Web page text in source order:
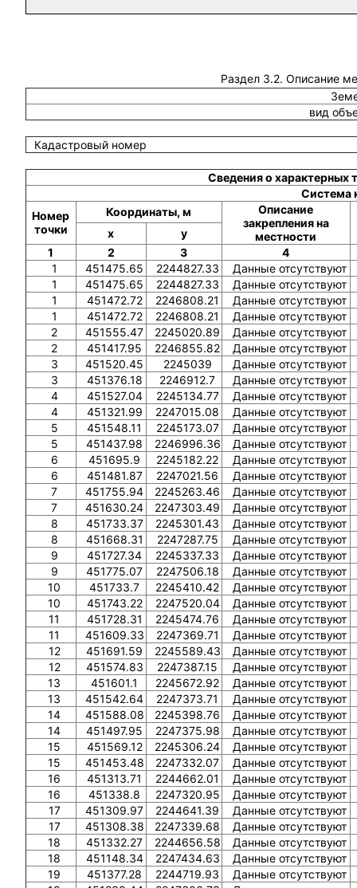
Раздел 3.2. Описание
вид
Кадастровый номер
Сведения о характерных
Система
Номер
точки
Координаты, м
Описание
закрепления на
местности
x
y
1
2 3
4
1
451475.65 2244827.33
Данные отсутствуют
1
451475.65 2244827.33
Данные отсутствуют
1
451472.72 2246808.21
Данные отсутствуют
1
451472.72 2246808.21
Данные отсутствуют
2
451555.47 2245020.89
Данные отсутствуют
2
451417.95 2246855.82
Данные отсутствуют
3
451520.45 2245039
Данные отсутствуют
3
451376.18 2246912.7
Данные отсутствуют
4
451527.04 2245134.77
Данные отсутствуют
4
451321.99 2247015.08
Данные отсутствуют
5
451548.11 2245173.07
Данные отсутствуют
5
451437.98 2246996.36
Данные отсутствуют
6
451695.9 2245182.22
Данные отсутствуют
6
451481.87 2247021.56
Данные отсутствуют
7
451755.94 2245263.46
Данные отсутствуют
7
451630.24 2247303.49
Данные отсутствуют
8
451733.37 2245301.43
Данные отсутствуют
8
451668.31 2247287.75
Данные отсутствуют
9
451727.34 2245337.33
Данные отсутствуют
9
451775.07 2247506.18
Данные отсутствуют
10
451733.7 2245410.42
Данные отсутствуют
10
451743.22 2247520.04
Данные отсутствуют
11
451728.31 2245474.76
Данные отсутствуют
11
451609.33 2247369.71
Данные отсутствуют
12
451691.59 2245589.43
Данные отсутствуют
12
451574.83 2247387.15
Данные отсутствуют
13
451601.1 2245672.92
Данные отсутствуют
13
451542.64 2247373.71
Данные отсутствуют
14
451588.08 2245398.76
Данные отсутствуют
14
451497.95 2247375.98
Данные отсутствуют
15
451569.12 2245306.24
Данные отсутствуют
15
451453.48 2247332.07
Данные отсутствуют
16
451313.71 2244662.01
Данные отсутствуют
16
451338.8 2247320.95
Данные отсутствуют
17
451309.97 2244641.39
Данные отсутствуют
17
451308.38 2247339.68
Данные отсутствуют
18
451332.27 2244656.58
Данные отсутствуют
18
451148.34 2247434.63
Данные отсутствуют
19
451377.28 2244719.93
Данные отсутствуют